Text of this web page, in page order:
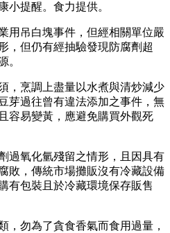
小提醒。食力提供。
用吊白塊事件，但經相關單位嚴
，但仍有經抽驗發現防腐劑超
。
，烹調上盡量以水煮與清炒減少
芽過往曾有違法添加之事件，無
容易變黃，應避免購買外觀死
過氧化氫殘留之情形，且因具有
敗，傳統市場攤販沒有冷藏設備
有包裝且於冷藏環境保存販售
，勿為了貪食香氣而食用過量，